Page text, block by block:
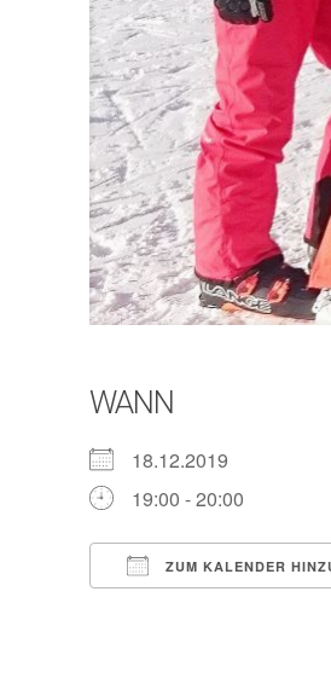
WANN
18.12.2019
19:00 - 20:00
ZUM KALENDER